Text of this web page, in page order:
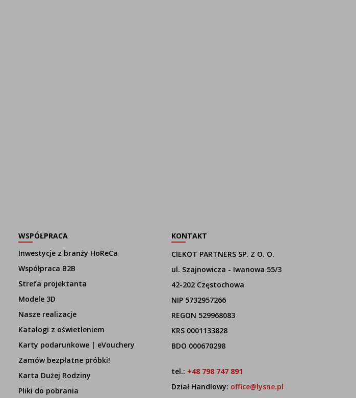
WSPÓŁPRACA
Inwestycje z branży HoReCa
Współpraca B2B
Strefa projektanta
Modele 3D
Nasze realizacje
Katalogi z oświetleniem
Karty podarunkowe | eVouchery
Zamów bezpłatne próbki!
Karta Dużej Rodziny
Pliki do pobrania
KONTAKT
CIEKOT PARTNERS SP. Z O. O.
ul. Szajnowicza - Iwanowa 55/3
42-202 Częstochowa
NIP 5732957266
REGON 529968083
KRS 0001133828
BDO 000670298
tel.: +48 798 747 891
Dział Handlowy: office@lysne.pl